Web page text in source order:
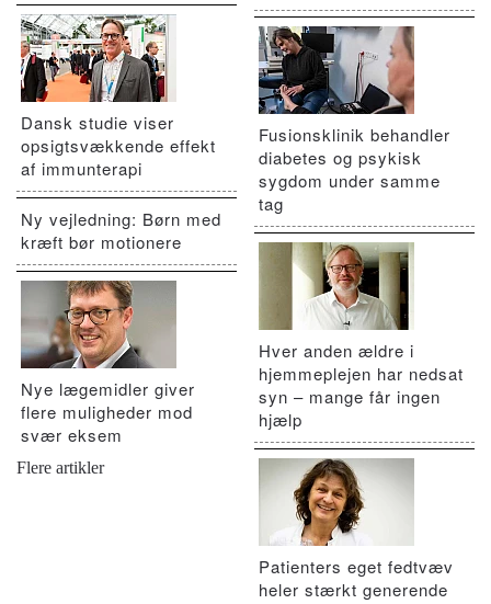
Dansk studie viser
opsigtsvækkende effekt
af immunterapi
Ny vejledning: Børn med
kræft bør motionere
Nye lægemidler giver
flere muligheder mod
svær eksem
Flere artikler
Fusionsklinik behandler
diabetes og psykisk
sygdom under samme
tag
Hver anden ældre i
hjemmeplejen har nedsat
syn – mange får ingen
hjælp
Patienters eget fedtvæv
heler stærkt generende